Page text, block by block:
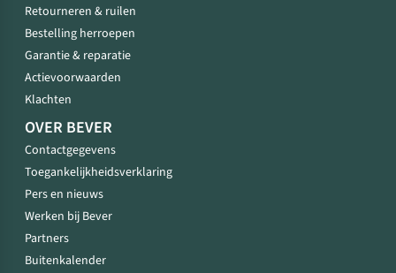
Retourneren & ruilen
Bestelling herroepen
Garantie & reparatie
Actievoorwaarden
Klachten
OVER BEVER
Contactgegevens
Toegankelijkheidsverklaring
Pers en nieuws
Werken bij Bever
Partners
Buitenkalender